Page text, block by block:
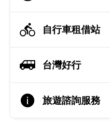
自行車租借站
台灣好行
旅遊諮詢服務